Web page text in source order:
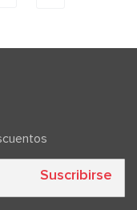
Suscribirse